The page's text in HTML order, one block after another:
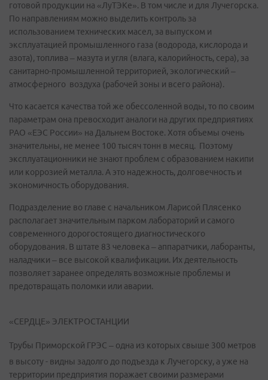
готовой продукции на «ЛуТЭКе». В том числе и для Лучегорска.
По направлениям можно выделить контроль за
использованием технических масел, за выпуском и
эксплуатацией промышленного газа (водорода, кислорода и
азота), топлива – мазута и угля (влага, калорийность, сера), за
санитарно-промышленной территорией, экологический –
атмосферного воздуха (рабочей зоны и всего района).
Что касается качества той же обессоленной воды, то по своим
параметрам она превосходит аналоги на других предприятиях
РАО «ЕЭС России» на Дальнем Востоке. Хотя объемы очень
значительны, не менее 100 тысяч тонн в месяц. Поэтому
эксплуатационники не знают проблем с образованием накипи
или коррозией металла. А это надежность, долговечность и
экономичность оборудования.
Подразделение во главе с начальником Ларисой Плясенко
располагает значительным парком лабораторий и самого
современного дорогостоящего диагностического
оборудования. В штате 83 человека – аппаратчики, лаборанты,
наладчики – все высокой квалификации. Их деятельность
позволяет заранее определять возможные проблемы и
предотвращать поломки или аварии.
«СЕРДЦЕ» ЭЛЕКТРОСТАНЦИИ
Трубы Приморской ГРЭС – одна из которых свыше 300 метров
в высоту - видны задолго до подъезда к Лучегорску, а уже на
территории предприятия поражает своими размерами